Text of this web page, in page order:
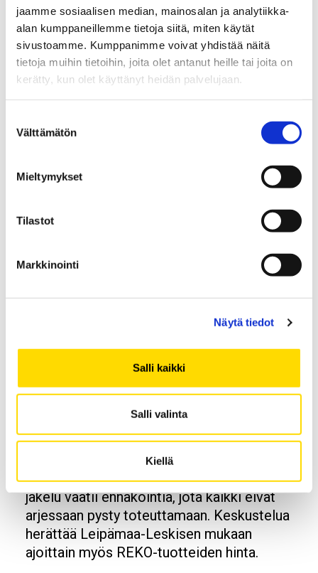
jaamme sosiaalisen median, mainosalan ja analytiikka-
alan kumppaneillemme tietoja siitä, miten käytät
sivustoamme. Kumppanimme voivat yhdistää näitä
tietoja muihin tietoihin, joita olet antanut heille tai joita on
kerätty, kun olet käyttänyt heidän palvelujaan.
valinta
Välttämätön
Mieltymykset
Tilastot
Markkinointi
Näytä tiedot
Salli kaikki
Salli valinta
Kiellä
elinvoimaa, Leipämaa-Leskinen sanoo.
Paikallinen ruoantuotanto ei ole
kestävää, jos tuottajat eivät pysty
elämään työllään.
REKO on myös vahvistanut paikallisten
tuottajien neuvotteluasemaa suhteessa
suuriin kauppaketjuihin. Tuottajille suora
uusia mahdollisuuksia tuotteiden myyntiin
Haasteena kuluttajien
Vaikka REKOssa käy paljon sitoutuneita
kuluttajia, on jatkuvuuden kannalta
asiakkaat ja löytää myös uusia pysyviä
asiakkaita. Kuluttajien arki on usein
hektistä, ja ruokavalinnat tehdään nopeasti
kaupassa käydessä. Viikoittainen REKO-
jakelu vaatii ennakointia, jota kaikki eivät
arjessaan pysty toteuttamaan. Keskustelua
herättää Leipämaa-Leskisen mukaan
ajoittain myös REKO-tuotteiden hinta.